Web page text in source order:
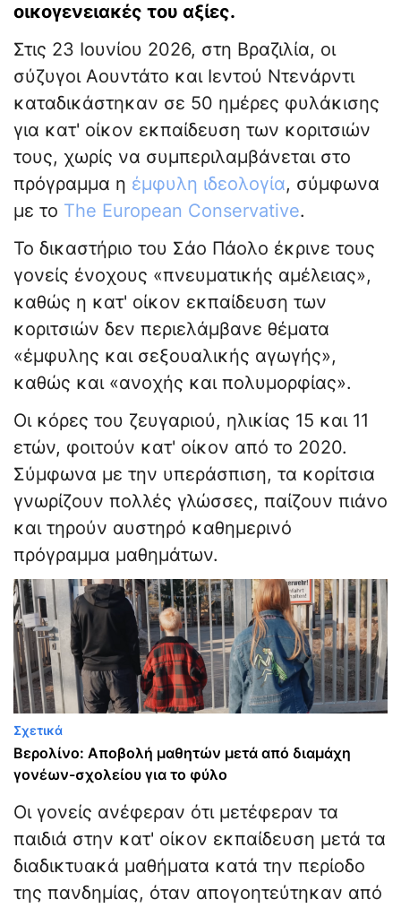
οικογενειακές του αξίες.
Στις 23 Ιουνίου 2026, στη Βραζιλία, οι
σύζυγοι Αουντάτο και Ιεντού Ντενάρντι
καταδικάστηκαν σε 50 ημέρες φυλάκισης
για κατ' οίκον εκπαίδευση των κοριτσιών
τους, χωρίς να συμπεριλαμβάνεται στο
πρόγραμμα η έμφυλη ιδεολογία, σύμφωνα
με το The European Conservative.
Το δικαστήριο του Σάο Πάολο έκρινε τους
γονείς ένοχους «πνευματικής αμέλειας»,
καθώς η κατ' οίκον εκπαίδευση των
κοριτσιών δεν περιελάμβανε θέματα
«έμφυλης και σεξουαλικής αγωγής»,
καθώς και «ανοχής και πολυμορφίας».
Οι κόρες του ζευγαριού, ηλικίας 15 και 11
ετών, φοιτούν κατ' οίκον από το 2020.
Σύμφωνα με την υπεράσπιση, τα κορίτσια
γνωρίζουν πολλές γλώσσες, παίζουν πιάνο
και τηρούν αυστηρό καθημερινό
πρόγραμμα μαθημάτων.
Σχετικά
Βερολίνο: Αποβολή μαθητών μετά από διαμάχη
γονέων-σχολείου για το φύλο
Οι γονείς ανέφεραν ότι μετέφεραν τα
παιδιά στην κατ' οίκον εκπαίδευση μετά τα
διαδικτυακά μαθήματα κατά την περίοδο
της πανδημίας, όταν απογοητεύτηκαν από